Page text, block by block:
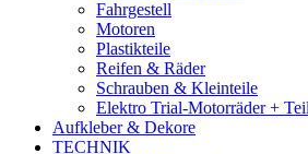
Fahrgestell
Motoren
Plastikteile
Reifen & Räder
Schrauben & Kleinteile
Elektro Trial-Motorräder +
Aufkleber & Dekore
TECHNIK